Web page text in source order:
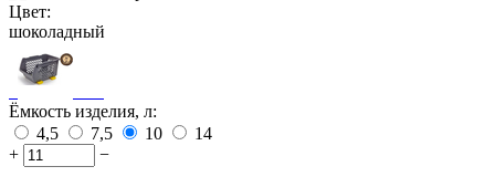
Цвет:
шоколадный
Ёмкость изделия, л:
4,5
7,5 10
14
+
−